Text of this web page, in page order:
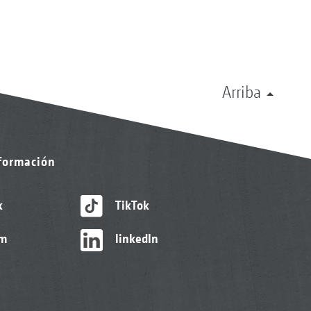
Arriba
TikTok
linkedIn